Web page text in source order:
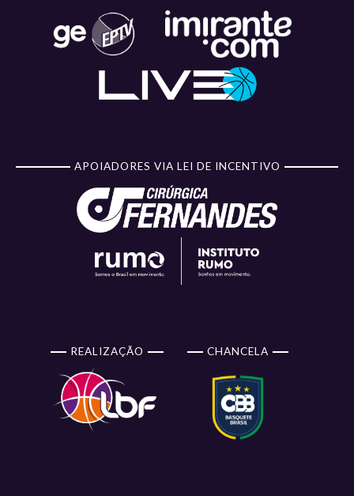
APOIADORES VIA LEI DE INCENTIVO
REALIZAÇÃO CHANCELA